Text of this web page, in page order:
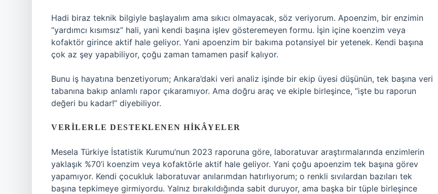
Hadi biraz teknik bilgiyle başlayalım ama sıkıcı olmayacak, söz veriyorum. Apoenzim, bir enzimin
“yardımcı kısımsız” hali, yani kendi başına işlev gösteremeyen formu. İşin içine koenzim veya
kofaktör girince aktif hale geliyor. Yani apoenzim bir bakıma potansiyel bir yetenek. Kendi başına
çok az şey yapabiliyor, çoğu zaman tamamen pasif kalıyor.
Bunu iş hayatına benzetiyorum; Ankara’daki veri analiz işinde bir ekip üyesi düşünün, tek başına veri
tabanına bakıp anlamlı rapor çıkaramıyor. Ama doğru araç ve ekiple birleşince, “işte bu raporun
değeri bu kadar!” diyebiliyor.
VERILERLE DESTEKLENEN HIKÂYELER
Mesela Türkiye İstatistik Kurumu’nun 2023 raporuna göre, laboratuvar araştırmalarında enzimlerin
yaklaşık %70’i koenzim veya kofaktörle aktif hale geliyor. Yani çoğu apoenzim tek başına görev
yapamıyor. Kendi çocukluk laboratuvar anılarımdan hatırlıyorum; o renkli sıvılardan bazıları tek
başına tepkimeye girmiyordu. Yalnız bırakıldığında sabit duruyor, ama başka bir tüple birleşince